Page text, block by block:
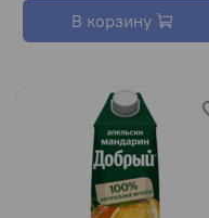
В корзину